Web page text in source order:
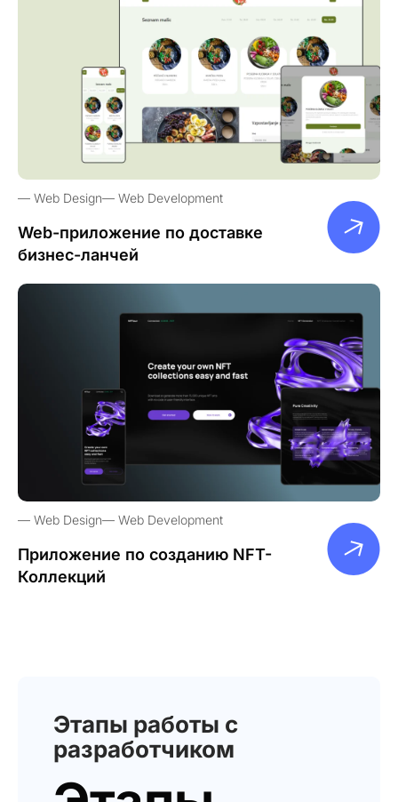
Web Design Web Development
Web-приложение по доставке
бизнес-ланчей
Web Design Web Development
Приложение по созданию NFT-
Коллекций
Этапы работы с
разработчиком